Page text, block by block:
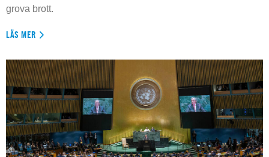
grova brott.
LÄS MER